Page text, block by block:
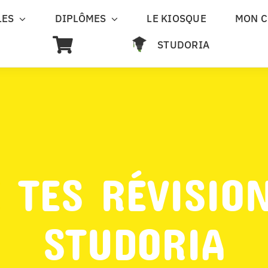
DIPLÔMES LE KIOSQUE
MON
STUDORIA
TES
STUDORIA